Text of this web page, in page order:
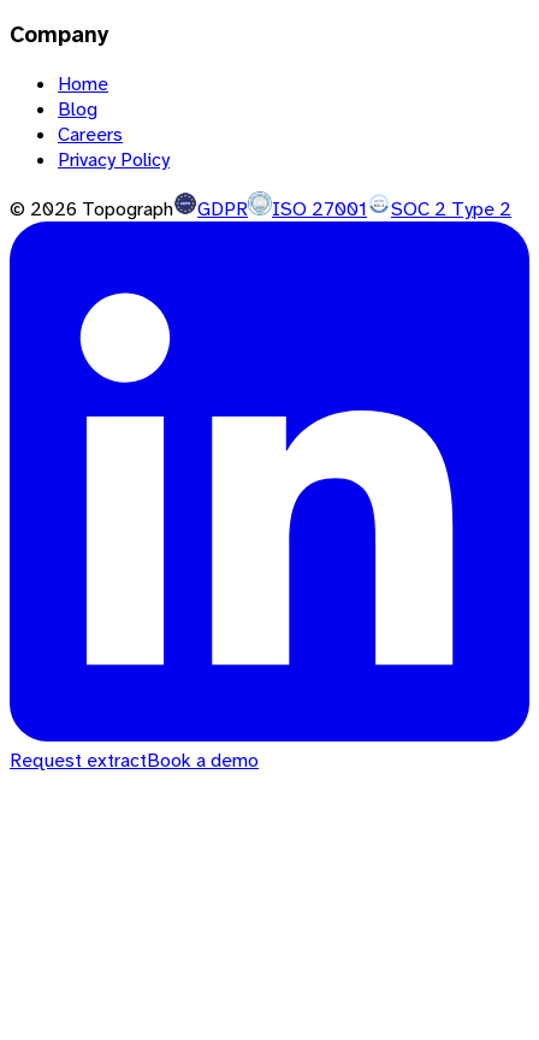
Company
Home
Blog
Careers
Privacy Policy
© 2026 Topograph GDPR ISO 27001 SOC 2 Type 2
Request extractBook a demo